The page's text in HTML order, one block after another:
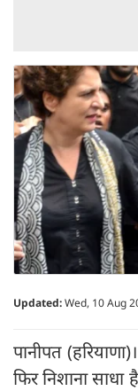
Updated:Wed, 10 Aug
पानीपत
फिर निशाना